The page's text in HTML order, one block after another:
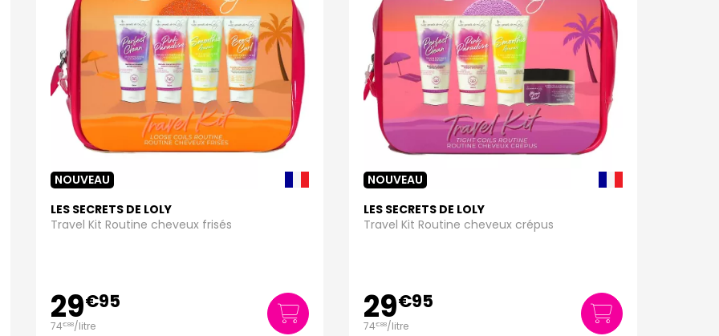
avec nos shampooings enrichis en agents hydratants et en huiles nourrissantes.
avec nos shampooings spécialement conçus pour les cheveux gras.
qui hydratent intensément et réduisent les frisottis.
nettoient en douceur tout en respectant la sensibilité de leur cuir chevelu.
shampooings spécialement formulés pour les cheveux colorés ou méchés.
enrichis en protéines et en actifs réparateurs.
shampooings qui neutralisent les reflets jaunes et apportent de la brillance.
NOUVEAU
LES SECRETS DE LOLY
Travel Kit Routine cheveux frisés
29€95
74€88/litre
NOUVEAU
LES SECRETS DE LOLY
Travel Kit Routine cheveux crépus
29€95
74€88/litre